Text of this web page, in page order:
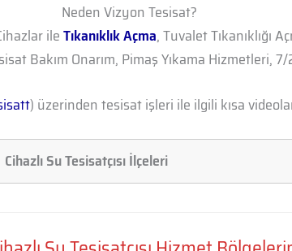
Neden Vizyon Tesisat?
ileTıkanıklık Açma, Tuvalet Tıkanıklığı
Bakım Onarım, Pimaş Yıkama Hizmetleri,
) üzerinden tesisat işleri ile ilgili kısa
Cihazlı Su Tesisatçısı İlçeleri